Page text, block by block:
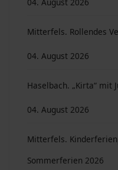
Mitterfels. Rollendes
04. August 2026
Haselbach. „Kirta“ mit
04. August 2026
Mitterfels.
Sommerferien 2026